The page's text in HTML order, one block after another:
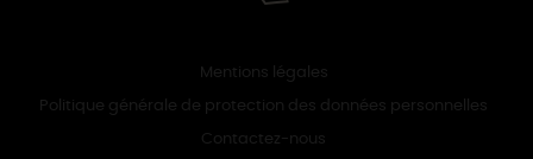
Mentions légales
Politique générale de protection des données personnelles
Contactez-nous